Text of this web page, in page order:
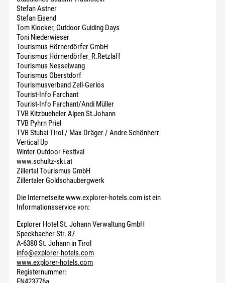
Stefan Astner
Stefan Eisend
Tom Klocker, Outdoor Guiding Days
Toni Niederwieser
Tourismus Hörnerdörfer GmbH
Tourismus Hörnerdörfer_R.Retzlaff
Tourismus Nesselwang
Tourismus Oberstdorf
Tourismusverband Zell-Gerlos
Tourist-Info Farchant
Tourist-Info Farchant/Andi Müller
TVB Kitzbueheler Alpen St.Johann
TVB Pyhrn Priel
TVB Stubai Tirol / Max Dräger / Andre Schönherr
Vertical Up
Winter Outdoor Festival
www.schultz-ski.at
Zillertal Tourismus GmbH
Zillertaler Goldschaubergwerk
Die Internetseite www.explorer-hotels.com ist ein
Informationsservice von:
Explorer Hotel St. Johann Verwaltung GmbH
Speckbacher Str. 87
A-6380 St. Johann in Tirol
info@explorer-hotels.com
www.explorer-hotels.com
Registernummer: